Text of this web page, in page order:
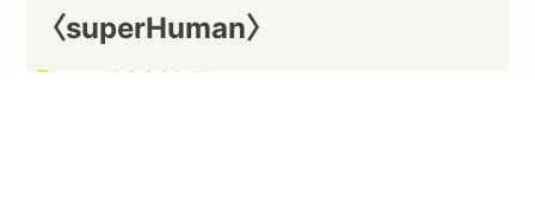
〈superHuman〉